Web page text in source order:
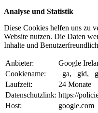
Analyse und Statistik
Diese Cookies helfen uns zu
Website nutzen. Die Daten
Inhalte und
Anbieter:
Google
Cookiename:
_ga, _gid,
Laufzeit:
24 Monate
Datenschutzlink: https://
Host:
google.com